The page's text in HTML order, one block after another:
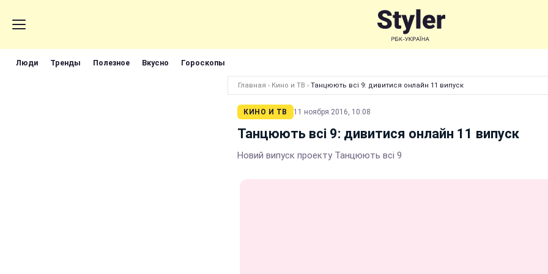
Люди Тренды Полезное Вкусно Гороскопы
Главная › Кино и ТВ › Танцюють всі 9: дивитися онлайн 11 випуск
КИНО И ТВ 11 ноября 2016, 10:08
Танцюють всі 9: дивитися онлайн 11 випуск
Новий випуск проекту Танцюють всі 9